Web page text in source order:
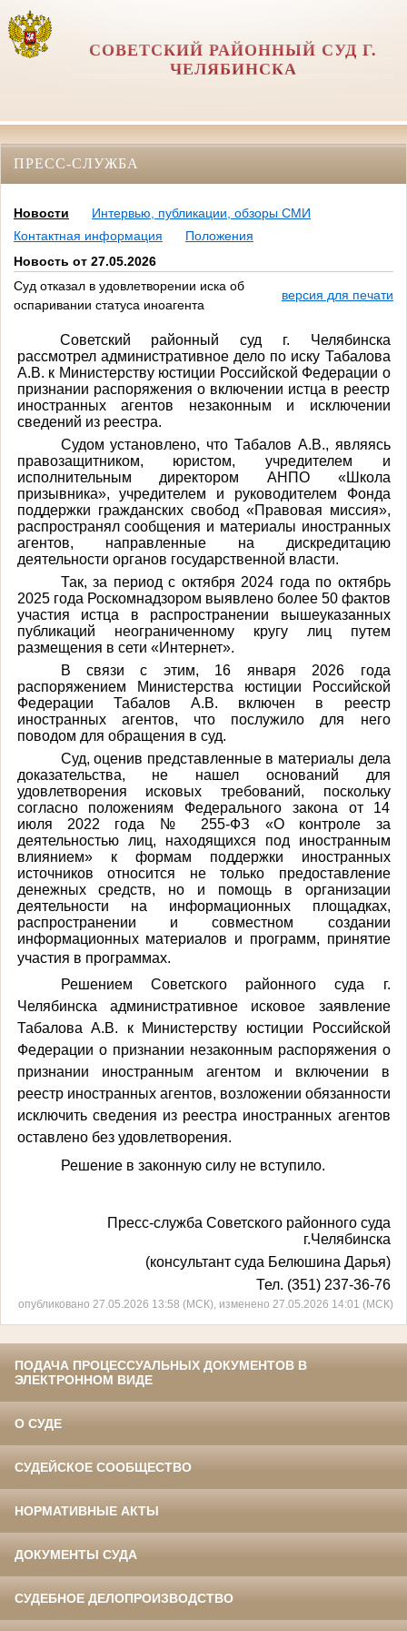
СОВЕТСКИЙ РАЙОННЫЙ СУД Г.
ЧЕЛЯБИНСКА
ПРЕСС-СЛУЖБА
Новости
Интервью, публикации, обзоры СМИ
Контактная информация
Положения
Новость от 27.05.2026
Суд отказал в удовлетворении иска об
оспаривании статуса иноагента
версия для печати
Советский районный суд г. Челябинска
рассмотрел административное дело по иску Табалова
А.В. к Министерству юстиции Российской Федерации о
признании распоряжения о включении истца в реестр
иностранных агентов незаконным и исключении
сведений из реестра.
Судом установлено, что Табалов А.В., являясь
правозащитником, юристом, учредителем и
исполнительным директором АНПО «Школа
призывника», учредителем и руководителем Фонда
поддержки гражданских свобод «Правовая миссия»,
распространял сообщения и материалы иностранных
агентов, направленные на дискредитацию
деятельности органов государственной власти.
Так, за период с октября 2024 года по октябрь
2025 года Роскомнадзором выявлено более 50 фактов
участия истца в распространении вышеуказанных
публикаций неограниченному кругу лиц путем
размещения в сети «Интернет».
В связи с этим, 16 января 2026 года
распоряжением Министерства юстиции Российской
Федерации Табалов А.В. включен в реестр
иностранных агентов, что послужило для него
поводом для обращения в суд.
Суд, оценив представленные в материалы дела
доказательства, не нашел оснований для
удовлетворения исковых требований, поскольку
согласно положениям Федерального закона от 14
июля 2022 года № 255-ФЗ «О контроле за
деятельностью лиц, находящихся под иностранным
влиянием» к формам поддержки иностранных
источников относится не только предоставление
денежных средств, но и помощь в организации
деятельности на информационных площадках,
распространении и совместном создании
информационных материалов и программ, принятие
участия в программах.
Решением Советского районного суда г.
Челябинска административное исковое заявление
Табалова А.В. к Министерству юстиции Российской
Федерации о признании незаконным распоряжения о
признании иностранным агентом и включении в
реестр иностранных агентов, возложении обязанности
исключить сведения из реестра иностранных агентов
оставлено без удовлетворения.
Решение в законную силу не вступило.
Пресс-служба Советского районного суда
г.Челябинска
(консультант суда Белюшина Дарья)
Тел. (351) 237-36-76
опубликовано 27.05.2026 13:58 (МСК), изменено 27.05.2026 14:01 (МСК)
ПОДАЧА ПРОЦЕССУАЛЬНЫХ ДОКУМЕНТОВ В
ЭЛЕКТРОННОМ ВИДЕ
О СУДЕ
СУДЕЙСКОЕ СООБЩЕСТВО
НОРМАТИВНЫЕ АКТЫ
ДОКУМЕНТЫ СУДА
СУДЕБНОЕ ДЕЛОПРОИЗВОДСТВО